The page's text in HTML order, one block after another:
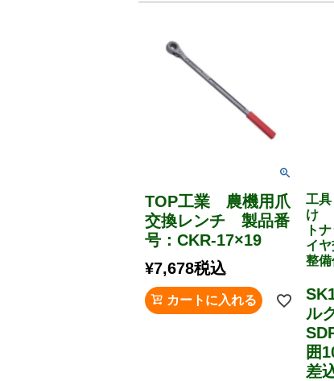
TOP工業 農機用爪
交換レンチ 製品番
号：CKR-17×19
¥7,678税込
カートに入れる
工
け
ト
イ
整
ル
囲
差